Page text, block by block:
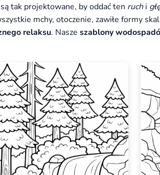
są tak projektowane, by oddać ten ruchi
mchy, otoczenie, zawiłe formy
relaksu. Nasze szablony